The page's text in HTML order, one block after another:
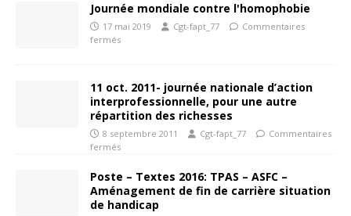
Journée mondiale contre l'homophobie
17 mai 2019 Cgt-fapt_77
Commentaires
fermés
11 oct. 2011- journée nationale d’action
interprofessionnelle, pour une autre
répartition des richesses
8 septembre 2011 Cgt-fapt_77
Commentaires
fermés
Poste – Textes 2016: TPAS – ASFC –
Aménagement de fin de carrière situation
de handicap